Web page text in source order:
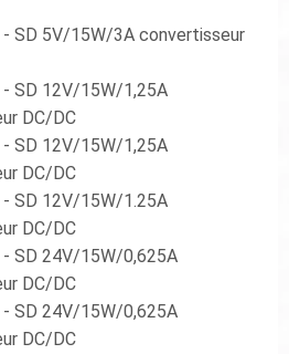
SD 5V/15W/3A convertisseur
SD 12V/15W/1,25A
DC/DC
SD 12V/15W/1,25A
DC/DC
SD 12V/15W/1.25A
DC/DC
SD 24V/15W/0,625A
DC/DC
SD 24V/15W/0,625A
DC/DC